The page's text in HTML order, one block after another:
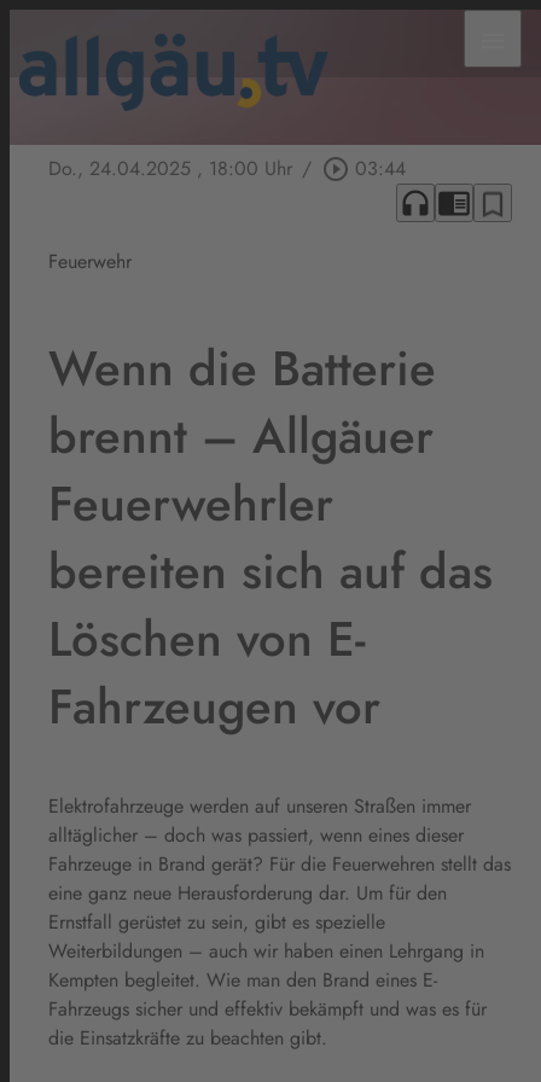
Do., 24.04.2025 , 18:00 Uhr / play_circle_outline 03:44
headphones chrome_reader_mode bookmark_border
Feuerwehr
Wenn die Batterie
brennt – Allgäuer
Feuerwehrler
bereiten sich auf das
Löschen von E-
Fahrzeugen vor
Elektrofahrzeuge werden auf unseren Straßen immer
alltäglicher – doch was passiert, wenn eines dieser
Fahrzeuge in Brand gerät? Für die Feuerwehren stellt das
eine ganz neue Herausforderung dar. Um für den
Ernstfall gerüstet zu sein, gibt es spezielle
Weiterbildungen – auch wir haben einen Lehrgang in
Kempten begleitet. Wie man den Brand eines E-
Fahrzeugs sicher und effektiv bekämpft und was es für
die Einsatzkräfte zu beachten gibt.